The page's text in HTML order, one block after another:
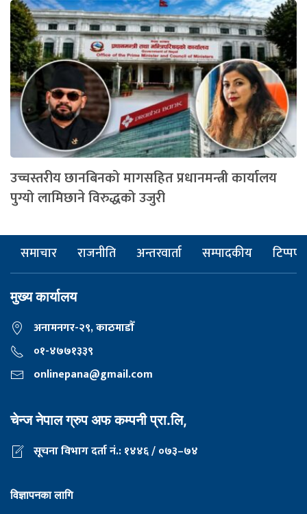
उच्चस्तरीय छानबिनको मागसहित प्रधानमन्त्री कार्यालय
पुग्यो लामिछाने विरुद्धको उजुरी
समाचार राजनीति अन्तरवार्ता सम्पादकीय टिप्पणी
मुख्य कार्यालय
अनामनगर-२९, काठमाडाैँ
०१-४७७१३३९
onlinepana@gmail.com
चेन्ज नेपाल ग्रुप अफ कम्पनी प्रा.लि,
सूचना विभाग दर्ता नं.: १४४६ / ०७३–७४
विज्ञापनका लागि